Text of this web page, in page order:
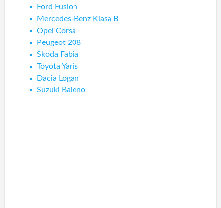
Ford Fusion
Mercedes-Benz Klasa B
Opel Corsa
Peugeot 208
Skoda Fabia
Toyota Yaris
Dacia Logan
Suzuki Baleno